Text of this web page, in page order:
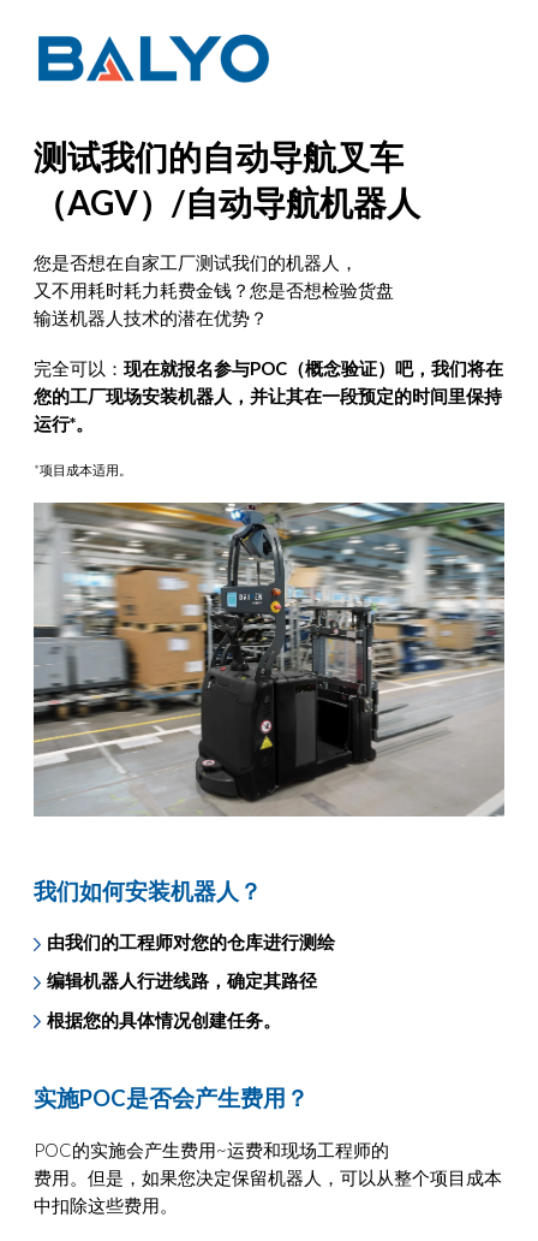
测试我们的自动导航叉车
（AGV）/自动导航机器人
您是否想在自家工厂测试我们的机器人，
又不用耗时耗力耗费金钱？您是否想检验货盘
输送机器人技术的潜在优势？
完全可以： 现在就报名参与POC（概念验证）吧，我们将在
您的工厂现场安装机器人，并让其在一段预定的时间里保持
运行*。
*项目成本适用。
我们如何安装机器人？
由我们的工程师对您的仓库进行测绘
编辑机器人行进线路，确定其路径
根据您的具体情况创建任务。
实施POC是否会产生费用？
POC的实施会产生费用~运费和现场工程师的
费用。但是，如果您决定保留机器人，可以从整个项目成本
中扣除这些费用。